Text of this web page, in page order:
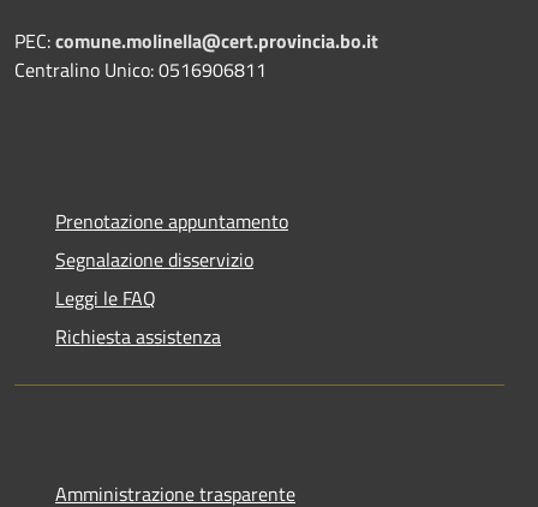
PEC:comune.molinella@cert.provincia.bo.it
Centralino Unico: 0516906811
Prenotazione appuntamento
Segnalazione disservizio
Leggi le FAQ
Richiesta assistenza
Amministrazione trasparente